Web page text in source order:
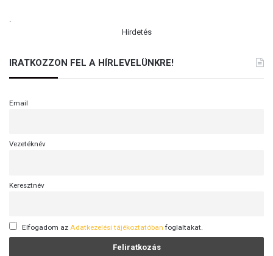
Hirdetés
IRATKOZZON FEL A HÍRLEVELÜNKRE!
Email
Vezetéknév
Keresztnév
Elfogadom az Adatkezelési tájékoztatóban foglaltakat.